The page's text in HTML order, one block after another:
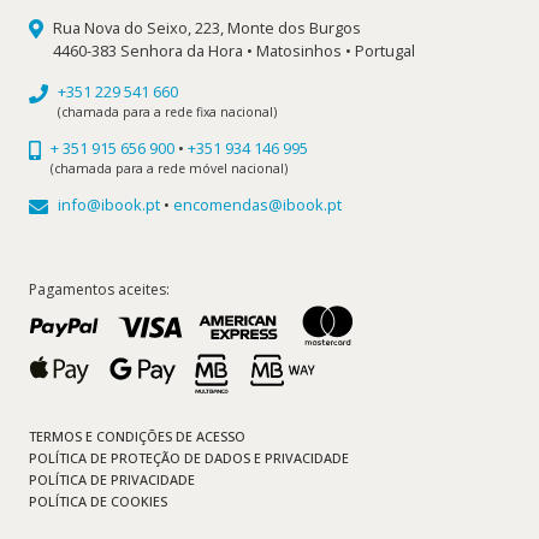
Rua Nova do Seixo, 223, Monte dos Burgos
4460-383 Senhora da Hora • Matosinhos • Portugal
+351 229 541 660
(chamada para a rede fixa nacional)
+ 351 915 656 900 • +351 934 146 995
(chamada para a rede móvel nacional)
info@ibook.pt • encomendas@ibook.pt
Pagamentos aceites:
TERMOS E CONDIÇÕES DE ACESSO
POLÍTICA DE PROTEÇÃO DE DADOS E PRIVACIDADE
POLÍTICA DE PRIVACIDADE
POLÍTICA DE COOKIES